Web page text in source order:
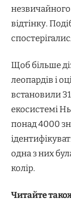
відтінку.
Щоб більше
леопардів і
встановили
екосистемі
понад 4000
одна з них
колір.
Читайте